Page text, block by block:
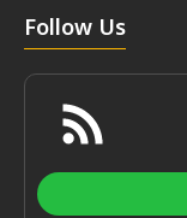
Follow Us